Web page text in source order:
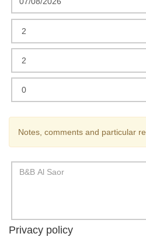
Notes, comments and particular
Privacy policy